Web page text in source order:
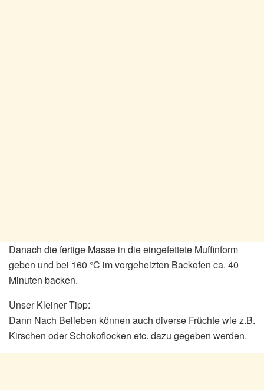
Danach die fertige Masse in die eingefettete Muffinform
geben und bei 160 °C im vorgeheizten Backofen ca. 40
Minuten backen.
Unser Kleiner Tipp:
Dann Nach Belieben können auch diverse Früchte wie z.B.
Kirschen oder Schokoflocken etc. dazu gegeben werden.